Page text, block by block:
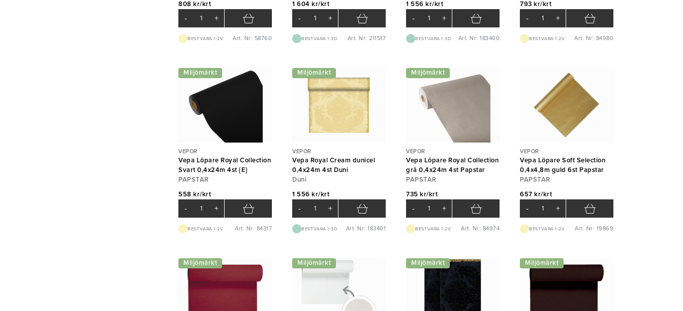
808 kr/krt
- +
BEST.VARA 1-2V Art. Nr: 58760
1 604 kr/krt
- +
BEST.VARA 1-3D Art. Nr: 211517
1 556 kr/krt
- +
BEST.VARA 1-3D Art. Nr: 183400
793 kr/krt
- +
BEST.VARA 1-2V Art. Nr: 84980
Miljömärkt
VEPOR
Vepa Löpare Royal Collection
Svart 0,4x24m 4st {E}
PAPSTAR
558 kr/krt
- +
BEST.VARA 1-2V Art. Nr: 84317
Miljömärkt
VEPOR
Vepa Royal Cream dunicel
0,4x24m 4st Duni
Duni
1 556 kr/krt
- +
BEST.VARA 1-3D Art. Nr: 183401
Miljömärkt
VEPOR
Vepa Löpare Royal Collection
grå 0,4x24m 4st Papstar
PAPSTAR
735 kr/krt
- +
BEST.VARA 1-2V Art. Nr: 84974
VEPOR
Vepa Löpare Soft Selection
0,4x4,8m guld 6st Papstar
PAPSTAR
657 kr/krt
- +
BEST.VARA 1-2V Art. Nr: 19869
Miljömärkt Miljömärkt Miljömärkt Miljömärkt